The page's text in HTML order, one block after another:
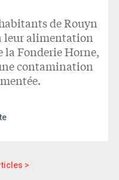
de Rouyn
leur alimentation
la Fonderie Horne,
contamination
>